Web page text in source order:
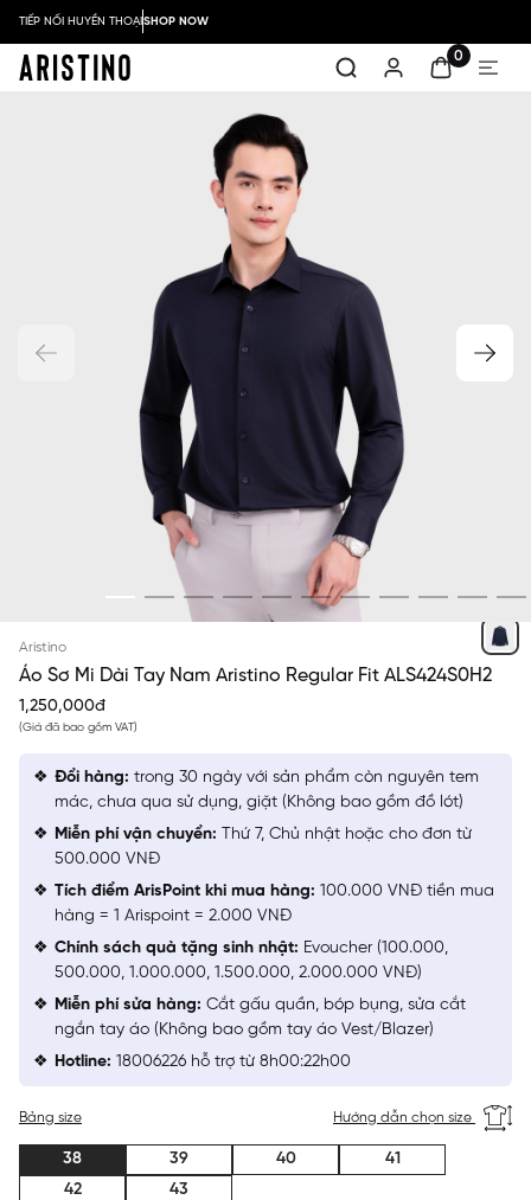
TIẾP NỐI HUYỀN THOẠISHOP NOW
0
Aristino
Áo Sơ Mi Dài Tay Nam Aristino Regular Fit ALS424S0H2
1,250,000đ
(Giá đã bao gồm VAT)
Bảng size Hướng dẫn chọn size
38 39 40
41
42
43
Đổi hàng: trong 30 ngày với sản phẩm còn nguyên tem
mác, chưa qua sử dụng, giặt (Không bao gồm đồ lót)
Miễn phí vận chuyển: Thứ 7, Chủ nhật hoặc cho đơn từ
500.000 VNĐ
Tích điểm ArisPoint khi mua hàng: 100.000 VNĐ tiền mua
hàng = 1 Arispoint = 2.000 VNĐ
Chính sách quà tặng sinh nhật: Evoucher (100.000,
500.000, 1.000.000, 1.500.000, 2.000.000 VNĐ)
Miễn phí sửa hàng: Cắt gấu quần, bóp bụng, sửa cắt
ngắn tay áo (Không bao gồm tay áo Vest/Blazer)
Hotline: 18006226 hỗ trợ từ 8h00:22h00